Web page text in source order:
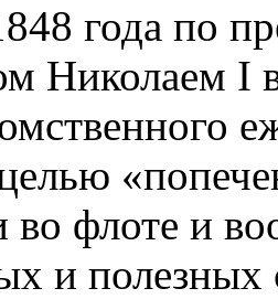
года по
Николаем I
флоте и
и полезных